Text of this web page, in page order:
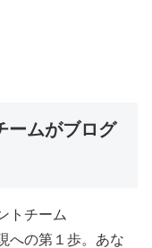
ームがブログ
トチーム
への第１歩。あな